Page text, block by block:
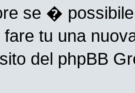
se �
tu una
del phpBB